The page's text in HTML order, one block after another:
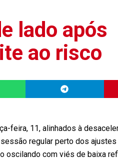
lado após
ao risco
feira, 11, alinhados à
regular perto dos
oscilando com viés de baixa